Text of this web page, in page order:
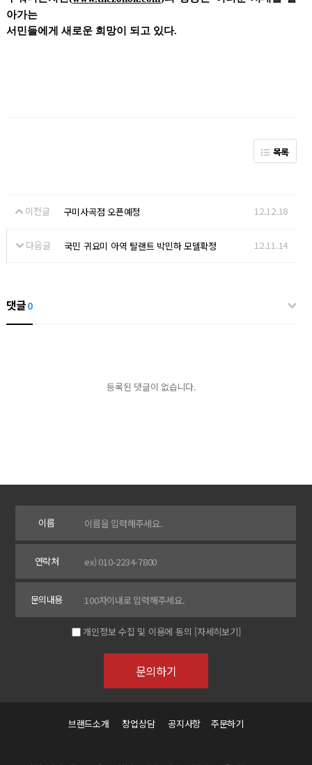
아가는
서민들에게 새로운 희망이 되고 있다.
목록
이전글 구미사곡점 오픈예정 12.12.18
다음글 국민 귀요미 아역 탈랜트 박민하 모델확정 12.11.14
댓글0
등록된 댓글이 없습니다.
이름
연락처
문의내용
개인정보 수집 및 이용에 동의 [자세히보기]
브랜드소개 창업상담 공지사항 주문하기